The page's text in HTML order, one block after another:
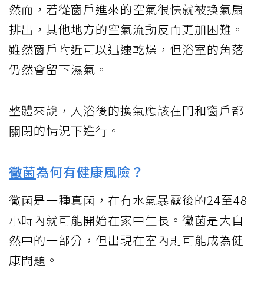
然而，若從窗戶進來的空氣很快就被換氣扇
排出，其他地方的空氣流動反而更加困難。
雖然窗戶附近可以迅速乾燥，但浴室的角落
仍然會留下濕氣。
整體來說，入浴後的換氣應該在門和窗戶都
關閉的情況下進行。
黴菌為何有健康風險？
黴菌是一種真菌，在有水氣暴露後的24至48
小時內就可能開始在家中生長。黴菌是大自
然中的一部分，但出現在室內則可能成為健
康問題。